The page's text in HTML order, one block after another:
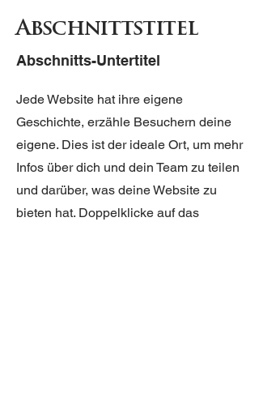
Abschnittstitel
Abschnitts-Untertitel
Jede Website hat ihre eigene
Geschichte, erzähle Besuchern deine
eigene. Dies ist der ideale Ort, um mehr
Infos über dich und dein Team zu teilen
und darüber, was deine Website zu
bieten hat. Doppelklicke auf das